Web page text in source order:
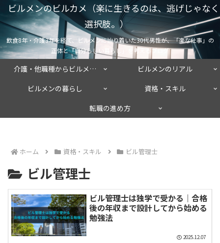
ビルメンのビルカメ（楽に生きるのは、逃げじゃなく
選択肢。）
飲食8年・介護3年を経て、ビルメンに辿り着いた30代男性が、「楽な仕事」の
正体と「自分らしい暮らし」を考えるブログ
介護・他職種からビルメンへ
ビルメンのリアル
ビルメンの暮らし
資格・スキル
転職の進め方
ホーム 資格・スキル ビル管理士
ビル管理士
ビル管理士は独学で受かる｜合格
後の年収まで設計してから始める
勉強法
2025.12.07